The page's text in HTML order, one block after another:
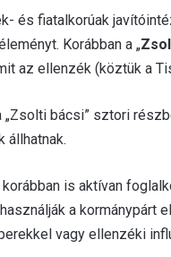
és fiatalkorúak
Korábban a „
az ellenzék (köztük a
bácsi” sztori
állhatnak.
is aktívan
a kormánypárt
vagy ellenzéki